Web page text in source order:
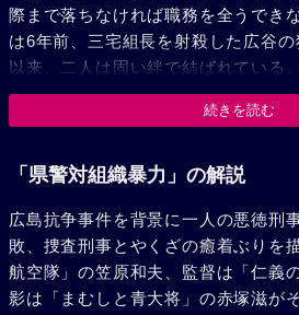
際まで落ちなければ職務を全うでき
は6年前、三宅組長を射殺した広谷
以来、二人は固い絆で結ばれている
手組の縄張り拡張のために職権乱用
ぶした。倉島地区の暴力取締り本部
た。海田は、法に厳正、組織に忠実
方に反撥した吉浦は退職した。時同
に離縁状を叩きつけられた。数日後
なり、久能は捜査班から遠ざけられ
祝いの花会で大原は再び逮捕され、
続きを読む
「県警対組織暴力」の解説
広島抗争事件を背景に一人の悪徳刑
敗、捜査刑事とやくざの癒着ぶりを
航空隊」の笠原和夫、監督は「仁義
影は「まむしと青大将」の赤塚滋が